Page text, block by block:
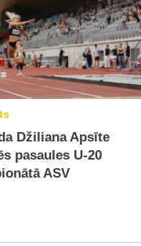
Džiliana Apsīte
pasaules U-20
ASV